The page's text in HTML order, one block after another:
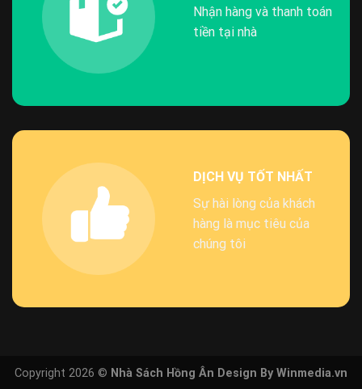
Nhận hàng và thanh toán
tiền tại nhà
DỊCH VỤ TỐT NHẤT
Sự hài lòng của khách
hàng là mục tiêu của
chúng tôi
Copyright 2026 © Nhà Sách Hồng Ân Design By Winmedia.vn